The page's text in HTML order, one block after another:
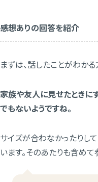
感想ありの回答を紹介
まずは、話したことがわかる
家族や友人に見せたときに
でもないようですね。
サイズが合わなかったりし
います。そのあたりも含め